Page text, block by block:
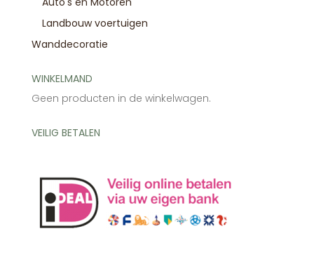
Landbouw voertuigen
Wanddecoratie
WINKELMAND
Geen producten in de winkelwagen.
VEILIG BETALEN